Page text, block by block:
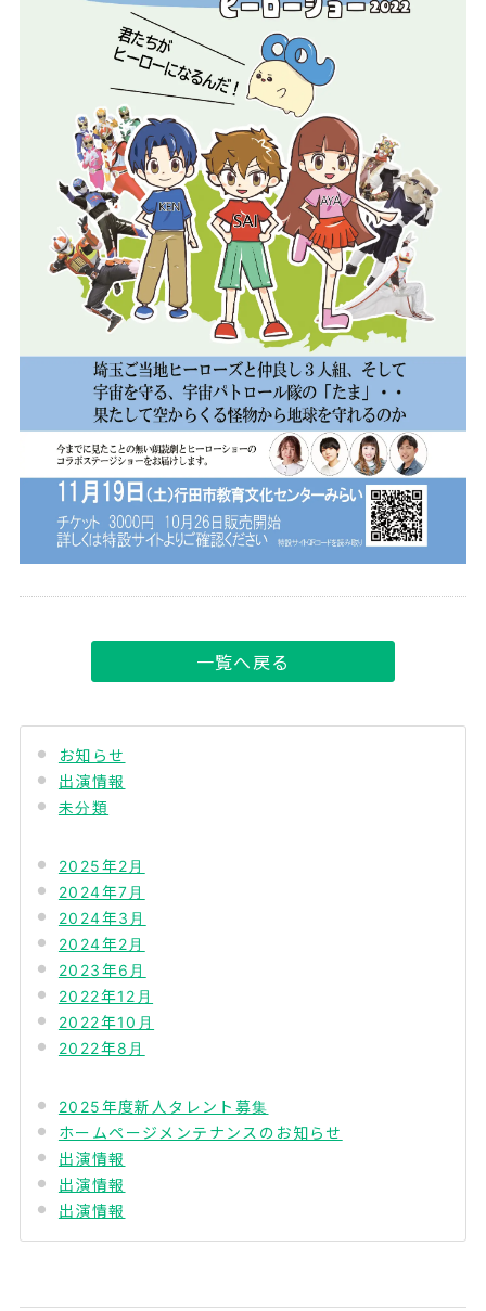
一覧へ戻る
お知らせ
出演情報
未分類
2025年2月
2024年7月
2024年3月
2024年2月
2023年6月
2022年12月
2022年10月
2022年8月
2025年度新人タレント募集
ホームページメンテナンスのお知らせ
出演情報
出演情報
出演情報